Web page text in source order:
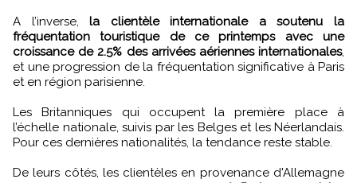
A l’inverse,la clientèle internationale a soutenu la
fréquentation touristique de ce printemps avec une
croissance de 2.5% des arrivées aériennes internationales,
et une progression de la fréquentation significative à Paris
et en région parisienne.
Les Britanniques qui occupent la première place à
l’échelle nationale, suivis par les Belges et les Néerlandais.
Pour ces dernières nationalités, la tendance reste stable.
De leurs côtés, les clientèles en provenance d'Allemagne